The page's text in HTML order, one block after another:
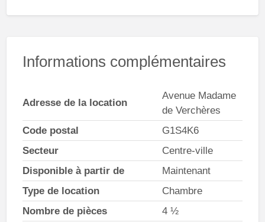
Informations complémentaires
Adresse de la location
Avenue Madame
de Verchères
Code postal
G1S4K6
Secteur
Centre-ville
Disponible à partir de
Maintenant
Type de location
Chambre
Nombre de pièces
4 ½